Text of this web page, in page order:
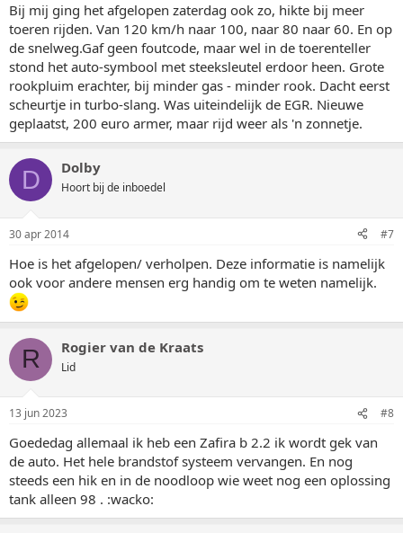
Bij mij ging het afgelopen zaterdag ook zo, hikte bij meer
toeren rijden. Van 120 km/h naar 100, naar 80 naar 60. En op
de snelweg.Gaf geen foutcode, maar wel in de toerenteller
stond het auto-symbool met steeksleutel erdoor heen. Grote
rookpluim erachter, bij minder gas - minder rook. Dacht eerst
scheurtje in turbo-slang. Was uiteindelijk de EGR. Nieuwe
geplaatst, 200 euro armer, maar rijd weer als 'n zonnetje.
D Dolby
Hoort bij de inboedel
30 apr 2014 #7
Hoe is het afgelopen/ verholpen. Deze informatie is namelijk
ook voor andere mensen erg handig om te weten namelijk.
R Rogier van de Kraats
Lid
13 jun 2023 #8
Goededag allemaal ik heb een Zafira b 2.2 ik wordt gek van
de auto. Het hele brandstof systeem vervangen. En nog
steeds een hik en in de noodloop wie weet nog een oplossing
tank alleen 98 . :wacko: